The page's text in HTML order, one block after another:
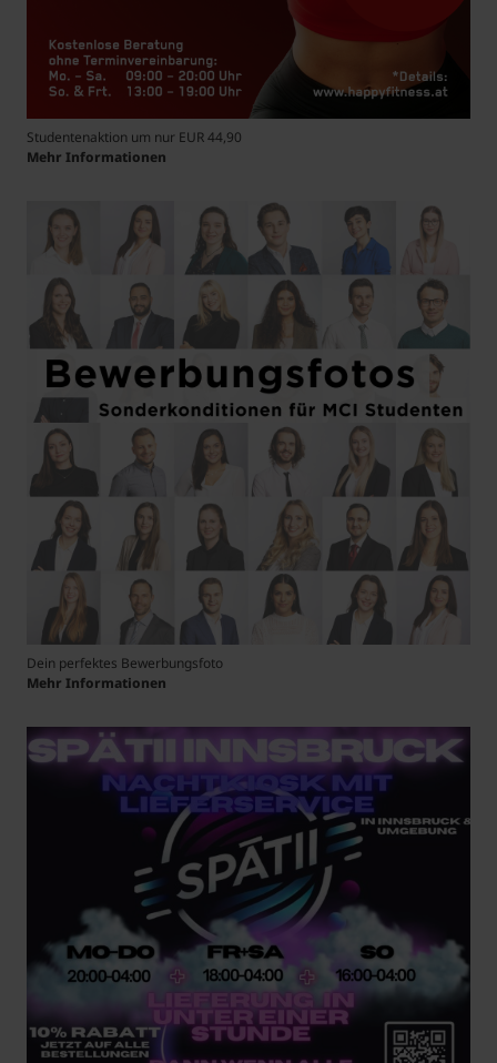
Studentenaktion um nur EUR 44,90
Mehr Informationen
Dein perfektes Bewerbungsfoto
Mehr Informationen